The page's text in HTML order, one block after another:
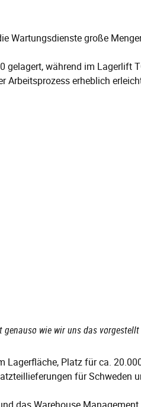
Wartungsdienste große
gelagert, während im
erheblich
wie wir uns das vorgestellt
Platz für ca.
für